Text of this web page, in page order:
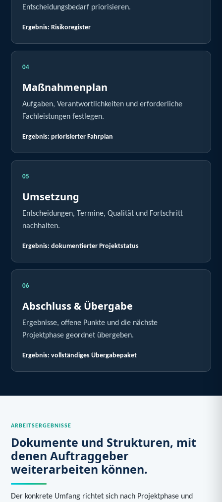
Entscheidungsbedarf priorisieren.
Ergebnis: Risikoregister
04
Maßnahmenplan
Aufgaben, Verantwortlichkeiten und erforderliche
Fachleistungen festlegen.
Ergebnis: priorisierter Fahrplan
05
Umsetzung
Entscheidungen, Termine, Qualität und Fortschritt
nachhalten.
Ergebnis: dokumentierter Projektstatus
06
Abschluss & Übergabe
Ergebnisse, offene Punkte und die nächste
Projektphase geordnet übergeben.
Ergebnis: vollständiges Übergabepaket
ARBEITSERGEBNISSE
Dokumente und Strukturen, mit
denen Auftraggeber
weiterarbeiten können.
Der konkrete Umfang richtet sich nach Projektphase und